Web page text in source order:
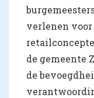
verlenen
de gemeente
de